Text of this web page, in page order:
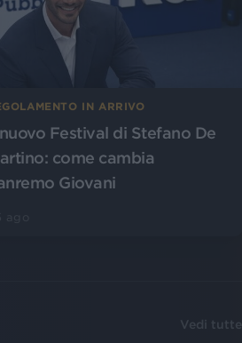
IN ARRIVO
Festival di Stefano De
come cambia
Giovani
Vedi tutte